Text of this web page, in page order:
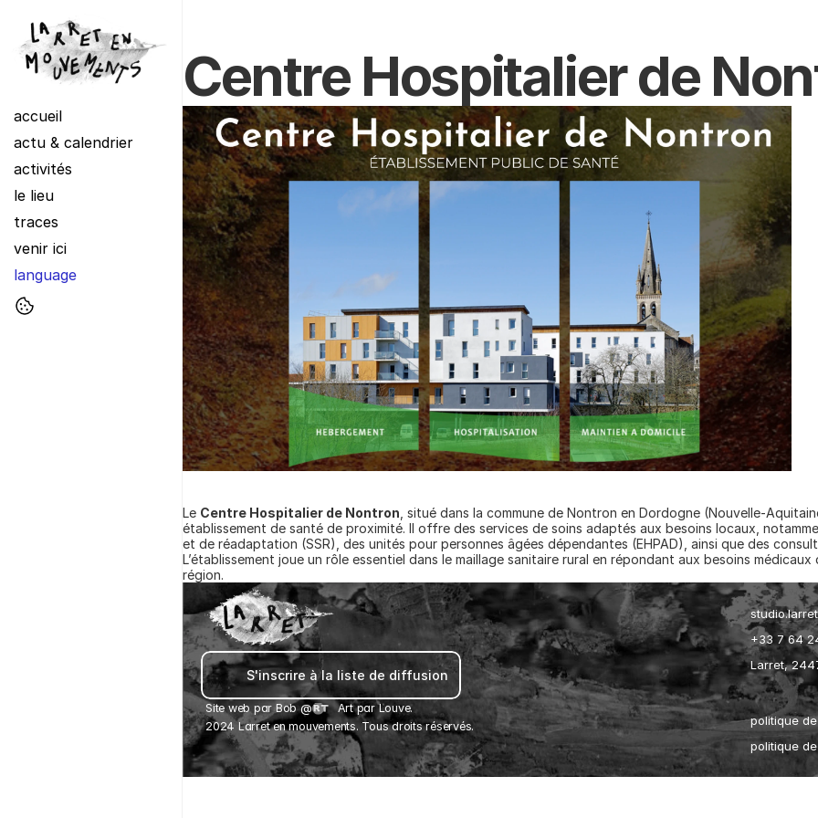
accueil
actu & calendrier
activités
le lieu
traces
venir ici
language
Centre Hospitalier de
Le Centre Hospitalier de Nontron , situé dans la commune de Nontron en Dordogne (Nouvelle-
établissement de santé de proximité. Il offre des services de soins adaptés aux besoins locaux,
et de réadaptation (SSR), des unités pour personnes âgées dépendantes (EHPAD), ainsi que des
L’établissement joue un rôle essentiel dans le maillage sanitaire rural en répondant aux besoins
région.
S'inscrire à la liste de diffusion
Site web par Bob @
Art par Louve.
2024 Larret en mouvements. Tous droits réservés.
+33 7 64
Larret,
politique
politique